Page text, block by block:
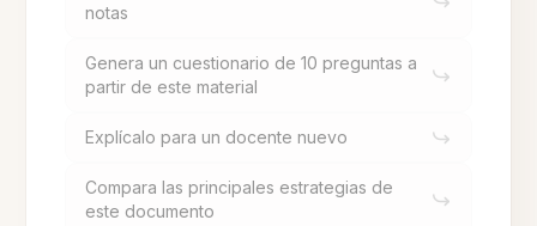
notas
Genera un cuestionario de 10 preguntas a
partir de este material
Explícalo para un docente nuevo
Compara las principales estrategias de
este documento